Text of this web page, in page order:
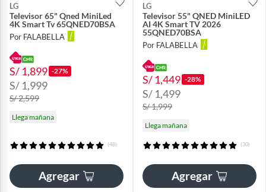
LG
Televisor 65" Qned MiniLed
4K Smart Tv 65QNED70BSA
Por FALABELLA
S/ 1,899 -27%
S/ 1,999
S/ 2,599
Llega mañana
(48)
Agregar
LG
Televisor 55" QNED MiniLED
AI 4K Smart TV 2026
55QNED70BSA
Por FALABELLA
S/ 1,449 -28%
S/ 1,499
S/ 1,999
Llega mañana
(30)
Agregar